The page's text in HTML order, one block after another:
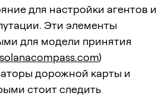
для настройки агентов и
Эти элементы
для модели принятия
solanacompass.com)
дорожной карты и
стоит следить